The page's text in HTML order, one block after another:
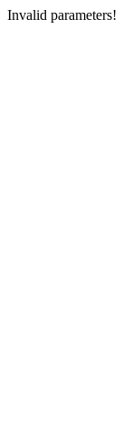
Invalid parameters!